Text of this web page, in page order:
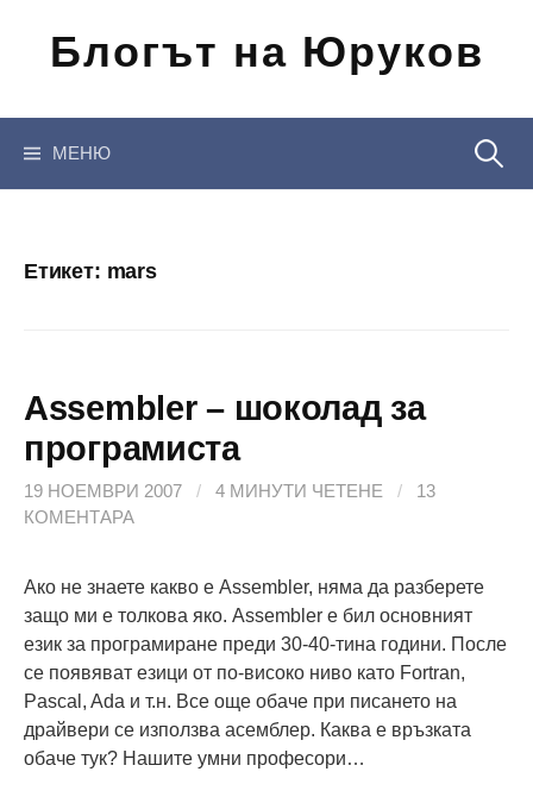
съдържанието
Блогът на Юруков
МЕНЮ
Етикет: mars
Assembler – шоколад за
програмиста
19 НОЕМВРИ 2007 / 4 МИНУТИ ЧЕТЕНЕ /
13
КОМЕНТАРА
Ако не знаете какво е Assembler, няма да разберете
защо ми е толкова яко. Assembler е бил основният
език за програмиране преди 30-40-тина години. После
се появяват езици от по-високо ниво като Fortran,
Pascal, Ada и т.н. Все още обаче при писането на
драйвери се използва асемблер. Каква е връзката
обаче тук? Нашите умни професори…